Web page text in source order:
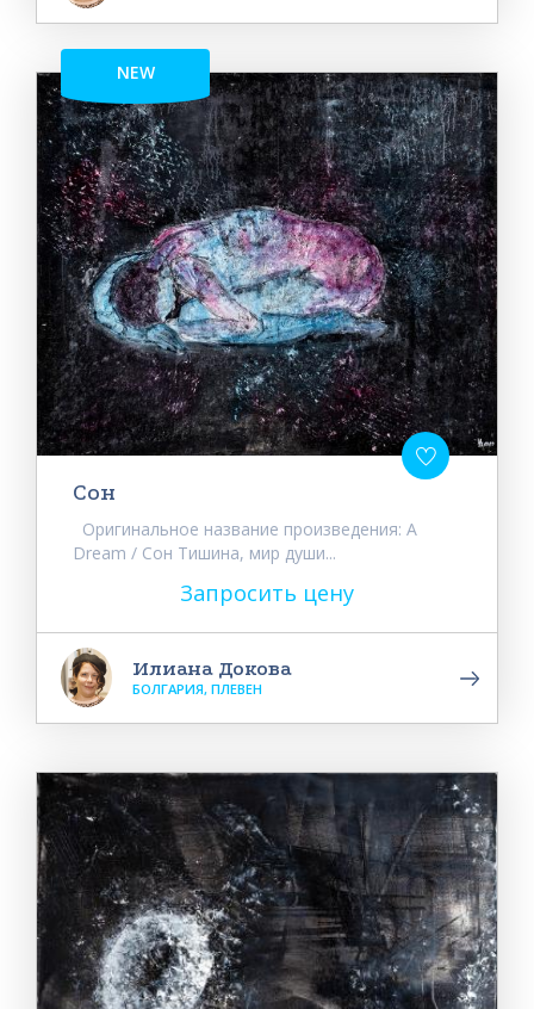
NEW
Сон
Оригинальное название произведения: A
Dream / Сон Тишина, мир души...
Запросить цену
Илиана Докова
БОЛГАРИЯ, ПЛЕВЕН